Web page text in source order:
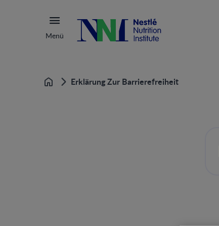
Menü
StartseiteErklärung Zur Barrierefreiheit